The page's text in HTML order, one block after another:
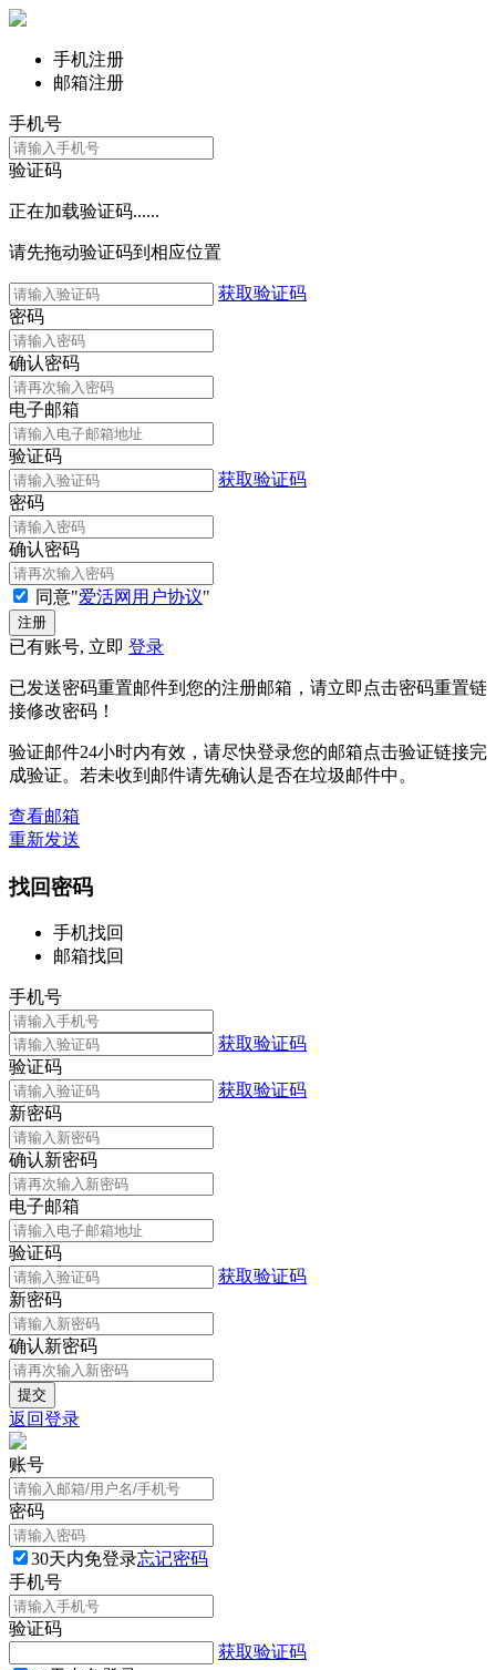
手机注册
邮箱注册
手机号
验证码
正在加载验证码......
请先拖动验证码到相应位置
获取验证码
密码
确认密码
电子邮箱
验证码
获取验证码
密码
确认密码
同意"爱活网用户协议"
已有账号, 立即 登录
已发送密码重置邮件到您的注册邮箱，请立即点击密码重置链
接修改密码！
验证邮件24小时内有效，请尽快登录您的邮箱点击验证链接完
成验证。若未收到邮件请先确认是否在垃圾邮件中。
查看邮箱
重新发送
找回密码
手机找回
邮箱找回
手机号
获取验证码
验证码
获取验证码
新密码
确认新密码
电子邮箱
验证码
获取验证码
新密码
确认新密码
返回登录
账号
密码
30天内免登录忘记密码
手机号
验证码
获取验证码